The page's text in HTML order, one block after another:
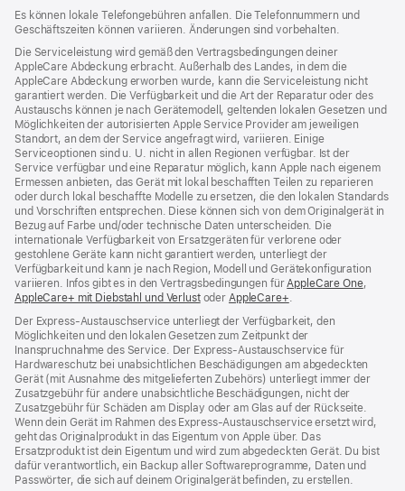
Es können lokale Telefongebühren anfallen. Die Telefonnummern und
Geschäftszeiten können variieren. Änderungen sind vorbehalten.
Die Serviceleistung wird gemäß den Vertragsbedingungen deiner
AppleCare Abdeckung erbracht. Außerhalb des Landes, in dem die
AppleCare Abdeckung erworben wurde, kann die Serviceleistung nicht
garantiert werden. Die Verfügbarkeit und die Art der Reparatur oder des
Austauschs können je nach Gerätemodell, geltenden lokalen Gesetzen und
Möglichkeiten der autorisierten Apple Service Provider am jeweiligen
Standort, an dem der Service angefragt wird, variieren. Einige
Serviceoptionen sind u. U. nicht in allen Regionen verfügbar. Ist der
Service verfügbar und eine Reparatur möglich, kann Apple nach eigenem
Ermessen anbieten, das Gerät mit lokal beschafften Teilen zu reparieren
oder durch lokal beschaffte Modelle zu ersetzen, die den lokalen Standards
und Vorschriften entsprechen. Diese können sich von dem Originalgerät in
Bezug auf Farbe und/oder technische Daten unterscheiden. Die
internationale Verfügbarkeit von Ersatzgeräten für verlorene oder
gestohlene Geräte kann nicht garantiert werden, unterliegt der
Verfügbarkeit und kann je nach Region, Modell und Gerätekonfiguration
variieren. Infos gibt es in den Vertragsbedingungen fürAppleCare One(Öffnet
,
AppleCare+ mit Diebstahl und Verlust(Öffnet
neues
Fenster)
oder AppleCare+(Öffnet
neues
Fenster)
.
Der Express-Austauschservice unterliegt der Verfügbarkeit, den
Möglichkeiten und den lokalen Gesetzen zum Zeitpunkt der
Inanspruchnahme des Service. Der Express-Austauschservice für
Hardwareschutz bei unabsichtlichen Beschädigungen am abgedeckten
Gerät (mit Ausnahme des mitgelieferten Zubehörs) unterliegt immer der
Zusatzgebühr für andere unabsichtliche Beschädigungen, nicht der
Zusatzgebühr für Schäden am Display oder am Glas auf der Rückseite.
Wenn dein Gerät im Rahmen des Express-Austauschservice ersetzt wird,
geht das Originalprodukt in das Eigentum von Apple über. Das
Ersatzprodukt ist dein Eigentum und wird zum abgedeckten Gerät. Du bist
dafür verantwortlich, ein Backup aller Softwareprogramme, Daten und
Passwörter, die sich auf deinem Originalgerät befinden, zu erstellen.